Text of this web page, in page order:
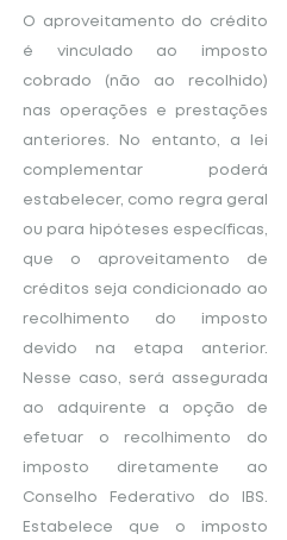
O aproveitamento do crédito
é vinculado ao imposto
cobrado (não ao recolhido)
nas operações e prestações
anteriores. No entanto, a lei
complementar poderá
estabelecer, como regra geral
ou para hipóteses específicas,
que o aproveitamento de
créditos seja condicionado ao
recolhimento do imposto
devido na etapa anterior.
Nesse caso, será assegurada
ao adquirente a opção de
efetuar o recolhimento do
imposto diretamente ao
Conselho Federativo do IBS.
Estabelece que o imposto